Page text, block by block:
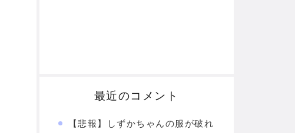
最近のコメント
【悲報】しずかちゃんの服が破れ